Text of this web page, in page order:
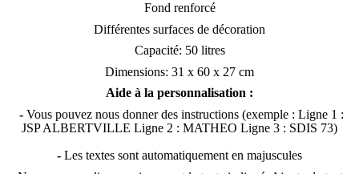
Fond renforcé
Différentes surfaces de décoration
Capacité: 50 litres
Dimensions: 31 x 60 x 27 cm
Aide à la personnalisation :
-Vous pouvez nous donner des instructions (exemple : Ligne 1 :
JSP ALBERTVILLE Ligne 2 : MATHEO Ligne 3 : SDIS 73)
- Les textes sont automatiquement en majuscules